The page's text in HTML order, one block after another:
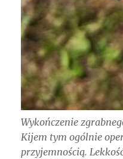
Wykończenie
Kijem tym ogólnie
przyjemnością.